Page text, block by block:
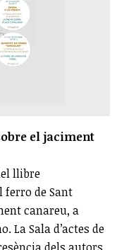
el jaciment
llibre
ferro de Sant
canareu, a
La Sala d’actes de